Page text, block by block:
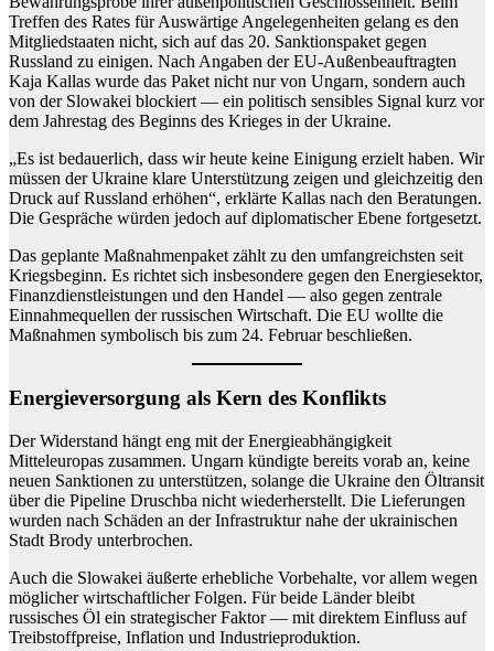
Treffen des Rates für Auswärtige Angelegenheiten gelang es den
Mitgliedstaaten nicht, sich auf das 20. Sanktionspaket gegen
Russland zu einigen. Nach Angaben der EU-Außenbeauftragten
Kaja Kallas wurde das Paket nicht nur von Ungarn, sondern auch
von der Slowakei blockiert — ein politisch sensibles Signal kurz vor
dem Jahrestag des Beginns des Krieges in der Ukraine.
„Es ist bedauerlich, dass wir heute keine Einigung erzielt haben. Wir
müssen der Ukraine klare Unterstützung zeigen und gleichzeitig den
Druck auf Russland erhöhen“, erklärte Kallas nach den Beratungen.
Die Gespräche würden jedoch auf diplomatischer Ebene fortgesetzt.
Das geplante Maßnahmenpaket zählt zu den umfangreichsten seit
Kriegsbeginn. Es richtet sich insbesondere gegen den Energiesektor,
Finanzdienstleistungen und den Handel — also gegen zentrale
Einnahmequellen der russischen Wirtschaft. Die EU wollte die
Maßnahmen symbolisch bis zum 24. Februar beschließen.
Energieversorgung als Kern des Konflikts
Der Widerstand hängt eng mit der Energieabhängigkeit
Mitteleuropas zusammen. Ungarn kündigte bereits vorab an, keine
neuen Sanktionen zu unterstützen, solange die Ukraine den Öltransit
über die Pipeline Druschba nicht wiederherstellt. Die Lieferungen
wurden nach Schäden an der Infrastruktur nahe der ukrainischen
Stadt Brody unterbrochen.
Auch die Slowakei äußerte erhebliche Vorbehalte, vor allem wegen
möglicher wirtschaftlicher Folgen. Für beide Länder bleibt
russisches Öl ein strategischer Faktor — mit direktem Einfluss auf
Treibstoffpreise, Inflation und Industrieproduktion.